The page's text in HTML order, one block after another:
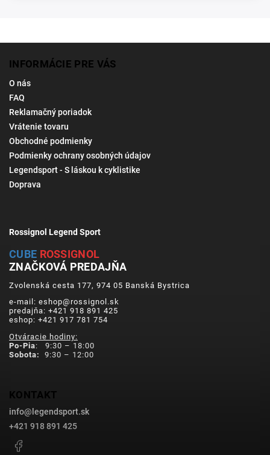
INFORMÁCIE PRE VÁS
O nás
FAQ
Reklamačný poriadok
Vrátenie tovaru
Obchodné podmienky
Podmienky ochrany osobných údajov
Legendsport - S láskou k cyklistike
Doprava
Rossignol Legend Sport
CUBE ROSSIGNOL
ZNAČKOVÁ PREDAJŇA
Zvolenská cesta 177, 974 05 Banská Bystrica
e-mail: eshop@rossignol.sk
predajňa: +421 918 891 425
eshop: +421 917 781 754
Otváracie hodiny:
Po-Pia: 9:30 – 18:00
Sobota:
9:30 – 12:00
KONTAKT
info@ legendsport.sk
+421 918 891 425